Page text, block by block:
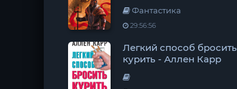
Фантастика
29:56:56
Легкий способ бросить
курить - Аллен Карр